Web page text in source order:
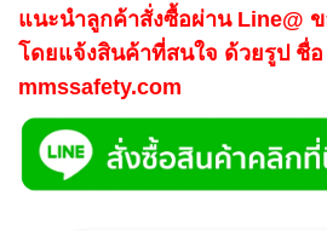
แนะนำลูกค้าสั่งซื้อผ่าน Line@
โดยแจ้งสินค้าที่สนใจ ด้วยรูป ชื่
mmssafety.com